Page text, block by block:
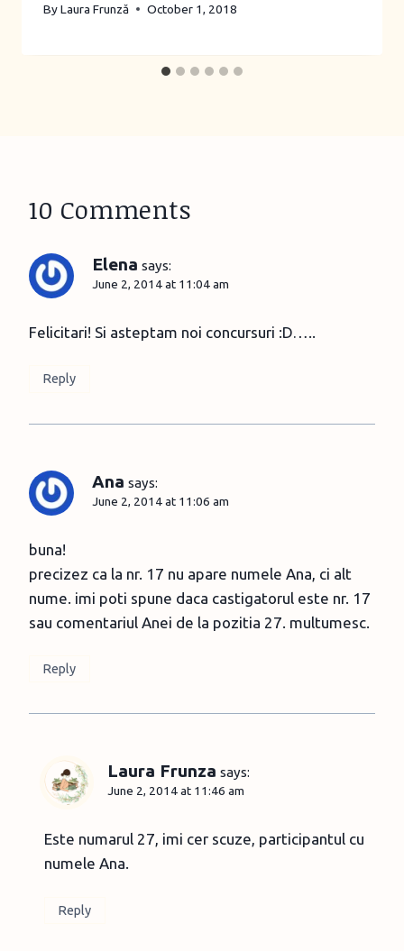
ByLaura Frunză October 1, 2018
10 Comments
Elena says:
June 2, 2014 at 11:04 am
Felicitari! Si asteptam noi concursuri :D…..
Reply
Ana says:
June 2, 2014 at 11:06 am
buna!
precizez ca la nr. 17 nu apare numele Ana, ci alt
nume. imi poti spune daca castigatorul este nr. 17
sau comentariul Anei de la pozitia 27. multumesc.
Reply
Laura Frunza says:
June 2, 2014 at 11:46 am
Este numarul 27, imi cer scuze, participantul cu
numele Ana.
Reply